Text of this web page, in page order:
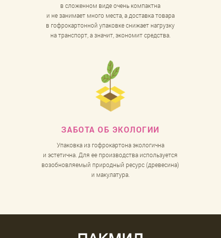
в сложенном виде очень компактна
и не занимает много места, а доставка товара
в гофрокартонной упаковке снижает нагрузку
на транспорт, а значит, экономит средства.
ЗАБОТАОБ ЭКОЛОГИИ
Упаковка из гофрокартона экологична
и эстетична. Для ее производства используется
возобновляемый природный ресурс (древесина)
и макулатура.